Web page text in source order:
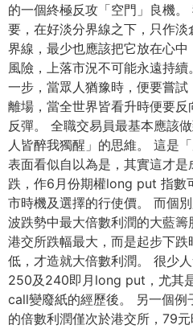
的一個終極反攻「空門」良機
要，在好淡分界線之下，只作
界線，最少也應該把它放在心
風險，上落市況不可能永遠持
一步，當眾人猶豫時，便要嘗
離場，當全世界皆看升時便要
反彈。 全職交易員最基本應該
人皆醉我獨醒」的思維。 這是
表面看似自以為是，其實這才
跌，作6月份期權long put 指數
市時機及選擇的行使價。 而個
波跌勢中最大倍數利潤的大藍
港交所跌幅最大，而是起步下
低，才造就大倍數利潤。 很少
250及240即月long put，尤其
call變廢紙的經歷後。 另一個
的倍數利潤僅次於港交所，79